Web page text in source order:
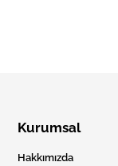
Kurumsal
Hakkımızda